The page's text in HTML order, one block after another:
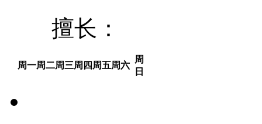
擅长：
周一周二周三周四 周五周六
周
日